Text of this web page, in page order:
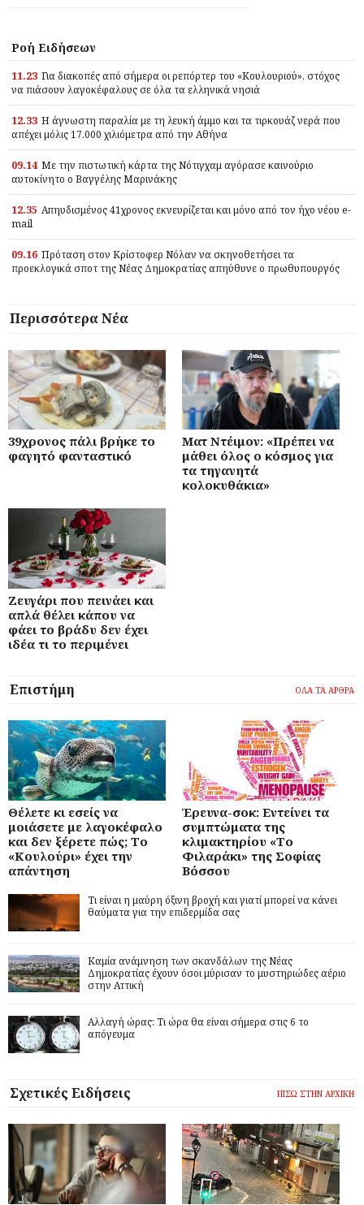
Ροή Ειδήσεων
11.23 Για διακοπές από σήμερα οι ρεπόρτερ του «Κουλουριού», στόχος
να πιάσουν λαγοκέφαλους σε όλα τα ελληνικά νησιά
12.33 Η άγνωστη παραλία με τη λευκή άμμο και τα τιρκουάζ νερά που
απέχει μόλις 17.000 χιλιόμετρα από την Αθήνα
09.14 Με την πιστωτική κάρτα της Νότιγχαμ αγόρασε καινούριο
αυτοκίνητο ο Βαγγέλης Μαρινάκης
12.35 Απηυδισμένος 41χρονος εκνευρίζεται και μόνο από τον ήχο νέου e-
mail
09.16 Πρόταση στον Κρίστοφερ Νόλαν να σκηνοθετήσει τα
προεκλογικά σποτ της Νέας Δημοκρατίας απηύθυνε ο πρωθυπουργός
Περισσότερα Νέα
39χρονος πάλι βρήκε το
φαγητό φανταστικό
Ματ Ντέιμον: «Πρέπει να
μάθει όλος ο κόσμος για
τα τηγανητά
κολοκυθάκια»
Ζευγάρι που πεινάει και
απλά θέλει κάπου να
φάει το βράδυ δεν έχει
ιδέα τι το περιμένει
Επιστήμη ΟΛΑ ΤΑ ΑΡΘΡΑ
Θέλετε κι εσείς να
μοιάσετε με λαγοκέφαλο
και δεν ξέρετε πώς; Το
«Κουλούρι» έχει την
απάντηση
Έρευνα-σοκ: Εντείνει τα
συμπτώματα της
κλιμακτηρίου «Το
Φιλαράκι» της Σοφίας
Βόσσου
Τι είναι η μαύρη όξινη βροχή και γιατί μπορεί να κάνει
θαύματα για την επιδερμίδα σας
Καμία ανάμνηση των σκανδάλων της Νέας
Δημοκρατίας έχουν όσοι μύρισαν το μυστηριώδες αέριο
στην Αττική
Αλλαγή ώρας: Τι ώρα θα είναι σήμερα στις 6 το
απόγευμα
Σχετικές Ειδήσεις ΠΙΣΩ ΣΤΗΝ ΑΡΧΙΚΗ